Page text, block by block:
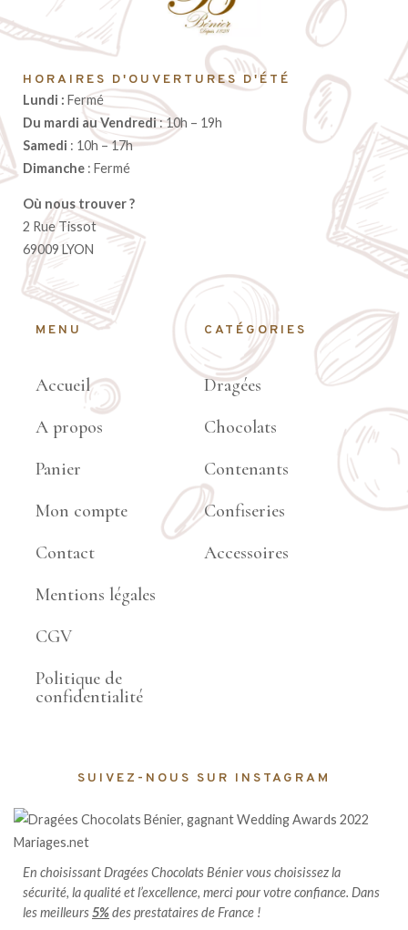
HORAIRES D'OUVERTURES D'ÉTÉ
Lundi : Fermé
Du mardi au Vendredi: 10h – 19h
Samedi : 10h – 17h
Dimanche : Fermé
Où nous trouver ?
2 Rue Tissot
69009 LYON
MENU
Accueil
A propos
Panier
Mon compte
Contact
Mentions légales
CGV
Politique de
confidentialité
CATÉGORIES
Dragées
Chocolats
Contenants
Confiseries
Accessoires
SUIVEZ-NOUS SUR INSTAGRAM
En choisissant Dragées Chocolats Bénier vous choisissez la
sécurité, la qualité et l’excellence, merci pour votre confiance. Dans
les meilleurs5%des prestataires de France !